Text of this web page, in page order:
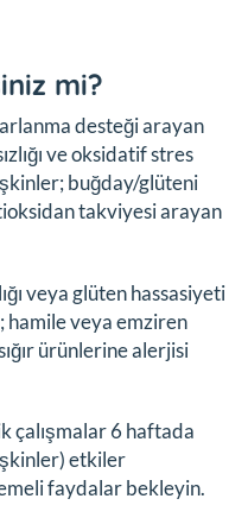
mi?
desteği arayan
ve oksidatif stres
buğday/glüteni
takviyesi arayan
veya glüten hassasiyeti
hamile veya emziren
ürünlerine alerjisi
çalışmalar 6 haftada
etkiler
faydalar bekleyin.